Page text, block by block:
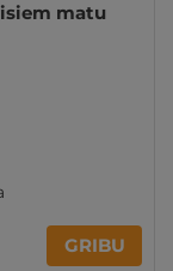
matu
GRIBU